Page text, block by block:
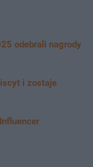
odebrali nagrody
i zostaje